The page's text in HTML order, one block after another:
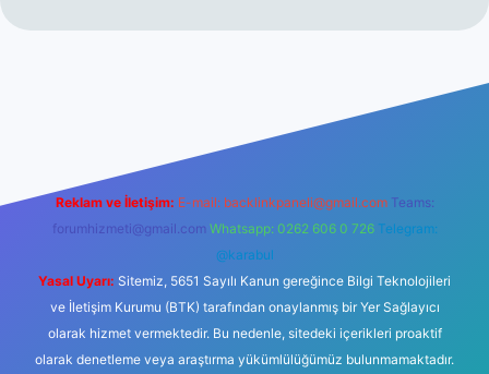
Reklam ve İletişim: E-mail: backlinkpaneli@gmail.com Teams:
forumhizmeti@gmail.com Whatsapp: 0262 606 0 726 Telegram:
@karabul
Yasal Uyarı: Sitemiz, 5651 Sayılı Kanun gereğince Bilgi Teknolojileri
ve İletişim Kurumu (BTK) tarafından onaylanmış bir Yer Sağlayıcı
olarak hizmet vermektedir. Bu nedenle, sitedeki içerikleri proaktif
olarak denetleme veya araştırma yükümlülüğümüz bulunmamaktadır.